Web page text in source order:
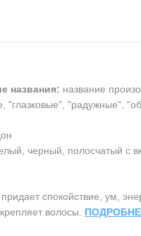
названия: название
"глазковые", "радужные",
черный, полосчатый с
спокойствие, ум,
волосы.